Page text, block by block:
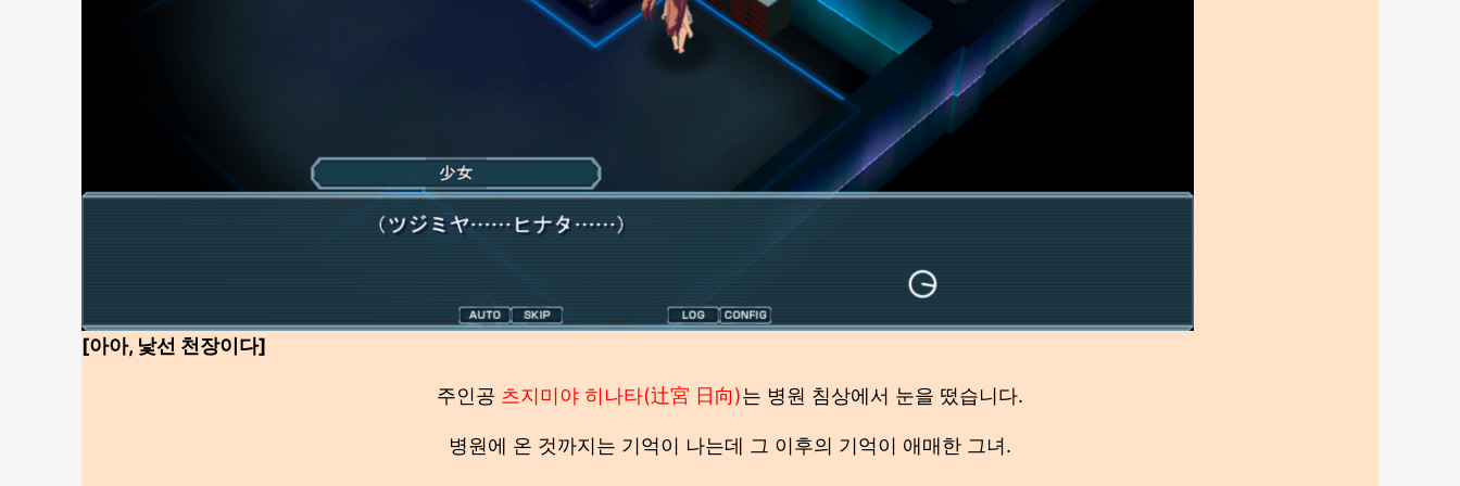
[아아, 낯선 천장이다]
주인공 츠지미야 히나타(辻宮 日向)는 병원 침상에서 눈을 떴습니다.
병원에 온 것까지는 기억이 나는데 그 이후의 기억이 애매한 그녀.